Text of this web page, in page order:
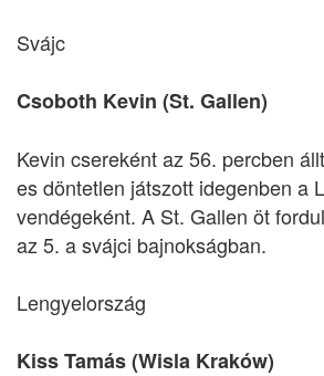
Svájc
Csoboth Kevin (St. Gallen)
Kevin csereként az 56. percben
es döntetlen játszott idegenben a
vendégeként. A St. Gallen öt
az 5. a svájci bajnokságban.
Lengyelország
Kiss Tamás (Wisla Kraków)